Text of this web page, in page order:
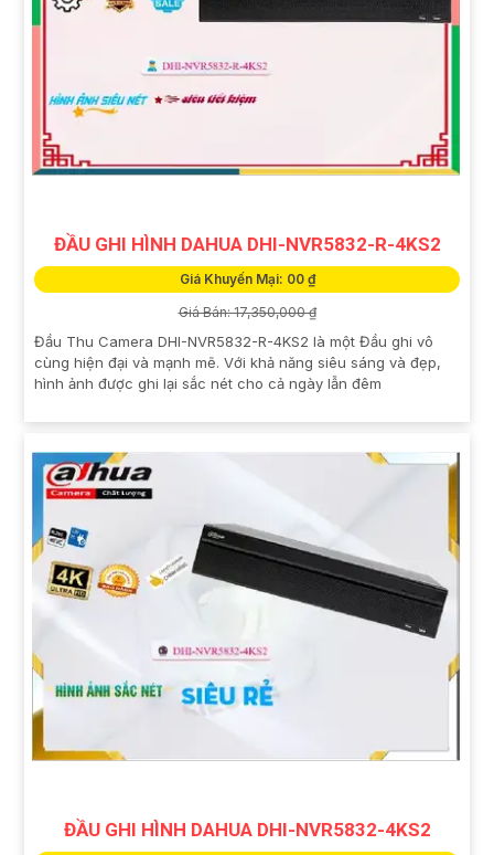
ĐẦU GHI HÌNH DAHUA DHI-NVR5832-R-4KS2
Giá Khuyến Mại: 00 ₫
Giá Bán: 17,350,000 ₫
Đầu Thu Camera DHI-NVR5832-R-4KS2 là một Đầu ghi vô
cùng hiện đại và mạnh mẽ. Với khả năng siêu sáng và đẹp,
hình ảnh được ghi lại sắc nét cho cả ngày lẫn đêm
ĐẦU GHI HÌNH DAHUA DHI-NVR5832-4KS2